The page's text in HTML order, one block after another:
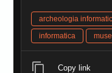
archeologia
informatica
Copy link